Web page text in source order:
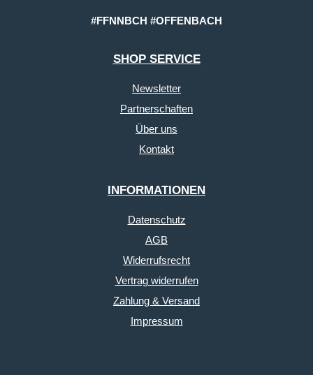
#FFNNBCH #OFFENBACH
SHOP SERVICE
Newsletter
Partnerschaften
Über uns
Kontakt
INFORMATIONEN
Datenschutz
AGB
Widerrufsrecht
Vertrag widerrufen
Zahlung & Versand
Impressum